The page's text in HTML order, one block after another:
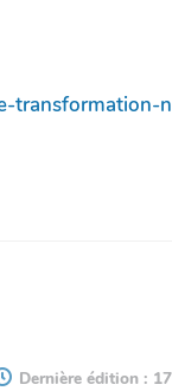
Dernière édition :